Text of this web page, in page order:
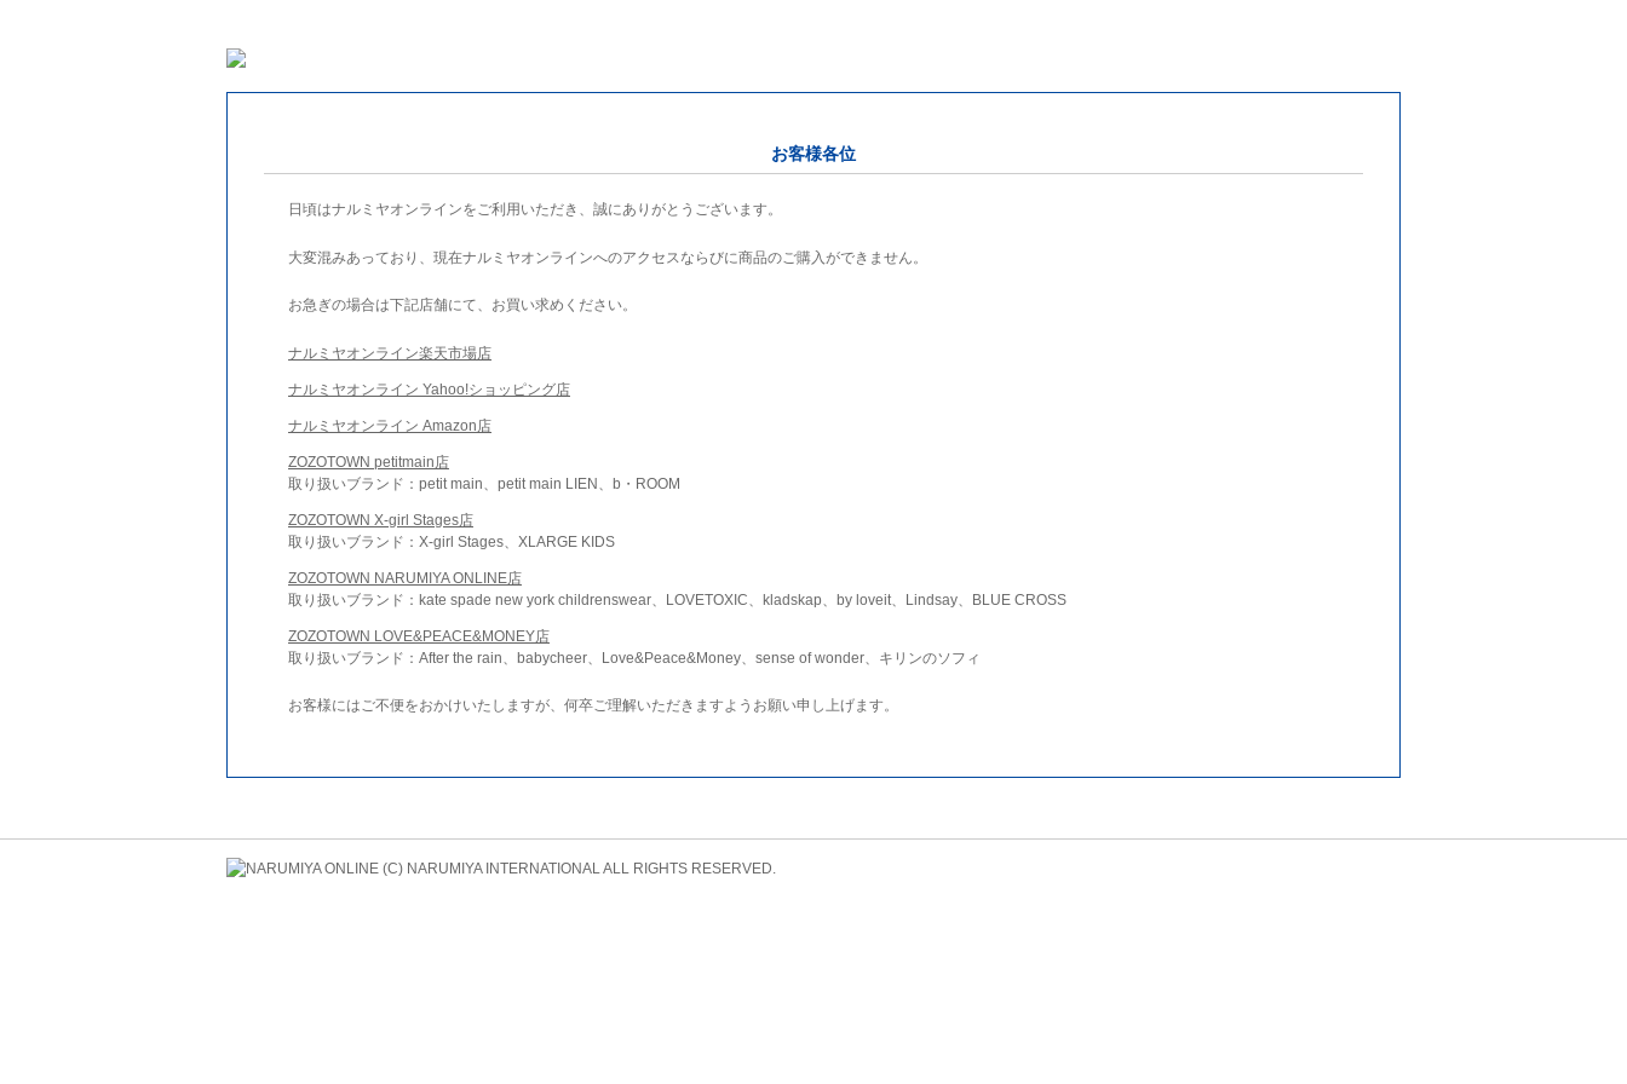
お客様各位
日頃はナルミヤオンラインをご利用いただき、誠にありがとうございます。
大変混みあっており、現在ナルミヤオンラインへのアクセスならびに商品のご購入ができません。
お急ぎの場合は下記店舗にて、お買い求めください。
ナルミヤオンライン楽天市場店
ナルミヤオンライン Yahoo!ショッピング店
ナルミヤオンライン Amazon店
ZOZOTOWN petitmain店
取り扱いブランド：petit main、petit main LIEN、b・ROOM
ZOZOTOWN X-girl Stages店
取り扱いブランド：X-girl Stages、XLARGE KIDS
ZOZOTOWN NARUMIYA ONLINE店
取り扱いブランド：kate spade new york childrenswear、LOVETOXIC、kladskap、by loveit、Lindsay、BLUE CROSS
ZOZOTOWN LOVE&PEACE&MONEY店
取り扱いブランド：After the rain、babycheer、Love&Peace&Money、sense of wonder、キリンのソフィ
お客様にはご不便をおかけいたしますが、何卒ご理解いただきますようお願い申し上げます。